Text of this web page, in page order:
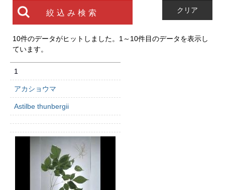
10件のデータがヒットしました。1～10件目のデータを表示し
ています。
1
アカショウマ
Astilbe thunbergii